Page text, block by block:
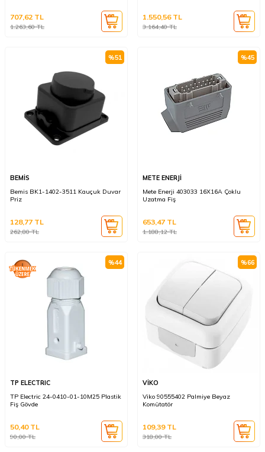
1.263,60TL
707,62 TL
3.164,40TL
1.550,56TL
%51
BEMİS
Bemis BK1-1402-3511 Kauçuk Duvar
Priz
262,80TL
128,77 TL
%45
METE ENERJİ
Mete Enerji 403033 16X16A Çoklu
Uzatma Fiş
1.188,12TL
653,47 TL
%44
TP ELECTRIC
TP Electric 24-0410-01-10M25 Plastik
Fiş Gövde
90,00TL
50,40TL
%66
VİKO
Viko 90555402 Palmiye Beyaz
Komütatör
318,00TL
109,39TL